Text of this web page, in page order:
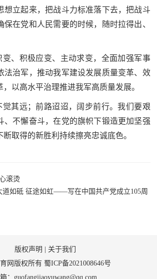
想立起来，把战斗力标准落下去，把战斗
保在党和人民需要的时候，随时拉得出、
变、积极应变、主动求变，全面加强军事
法治军，推动我军建设发展质量变革、效
以高水平治理推进我军高质量发展。
觉其远；前路迢迢，阔步前行。我们要艰
、不懈奋斗，在党的旗帜下锻造更加坚强
取得的新胜利持续擦亮忠诚底色。
滚烫
道如砥 征途如虹——写在中国共产党成立105周
版权声明
关于我们
网版权所有 蜀ICP备2021008646号
：guofangjiaoyuwang@qq.com